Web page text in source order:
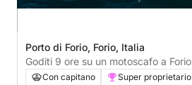
Porto di Forio, Forio, Italia
Goditi 9 ore su un motoscafo a Forio
Con capitano Super proprietario